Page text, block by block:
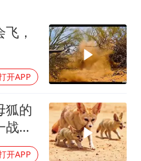
制完成新版全月地质图
男子结婚8年发现3个女儿均非亲生
消费新图景｜多举措提升消费体验 释放夏日经济活力
新局 实干挑大梁
，
开APP
狐的
，
开APP